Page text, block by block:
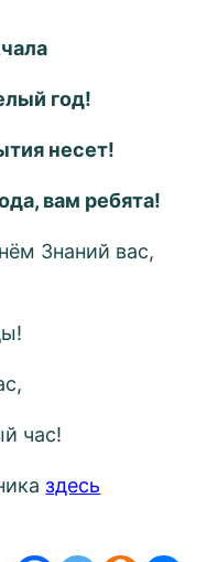
год!
несет!
вам ребята!
Знаний вас,
час!
здесь